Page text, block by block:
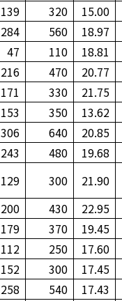
139 320 15.00
284 560 18.97
47 110 18.81
216 470 20.77
171 330 21.75
153 350 13.62
306 640 20.85
243 480 19.68
129 300 21.90
200 430 22.95
179 370 19.45
112 250 17.60
152 300 17.45
258 540 17.43